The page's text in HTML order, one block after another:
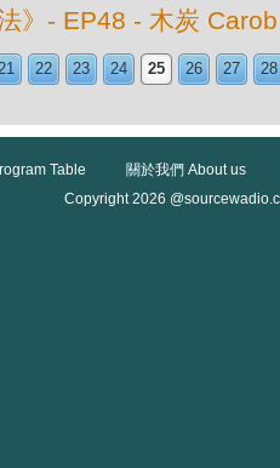
》- EP48 - 木炭
22 23 24 25 26 27 28
Table
關於我們 About us
Copyright 2026